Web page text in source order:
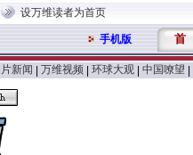
设万维读者为首页
手机版 首
新闻 万维视频 环球大观 中国嘹望